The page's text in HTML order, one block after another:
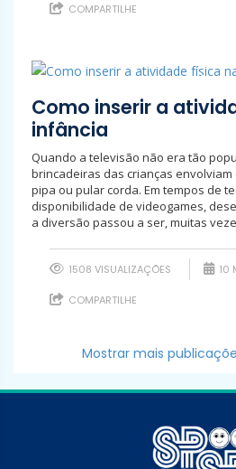
COMPARTILHE
Como inserir a
infância
Quando a televisão não era tão
brincadeiras das crianças
pipa ou pular corda. Em tempos de
disponibilidade de videogames,
a diversão passou a ser, muitas
1508 VISUALIZAÇÕES 10
COMPARTILHE
Mostrar mais